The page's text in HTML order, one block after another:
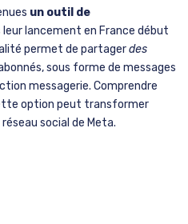
un outil de
leur lancement en France début
permet de partagerdes
sous forme de messages
messagerie. Comprendre
option peut transformer
social de Meta.